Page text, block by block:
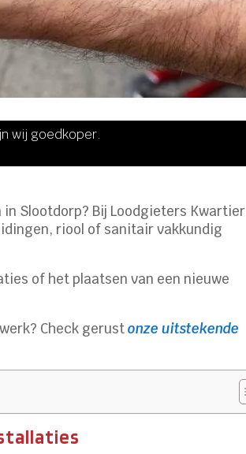
wij goedkoper.
Slootdorp? Bij Loodgieters Kwartier
riool of sanitair vakkundig
of het plaatsen van een nieuwe
Check gerustonze uitstekende